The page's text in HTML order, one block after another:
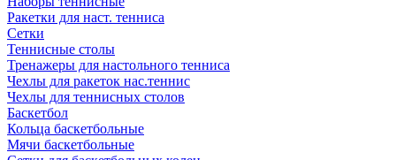
Ракетки для наст. тенниса
Сетки
Теннисные столы
Тренажеры для настольного тенниса
Чехлы для ракеток нас.теннис
Чехлы для теннисных столов
Баскетбол
Кольца баскетбольные
Мячи баскетбольные